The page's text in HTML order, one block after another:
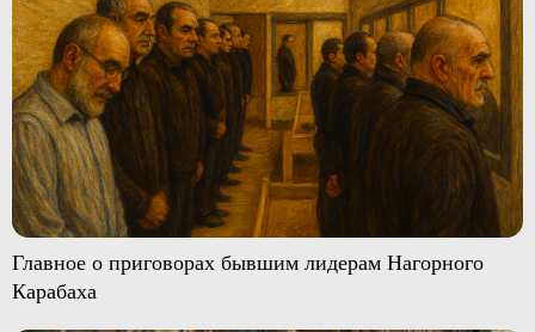
Главное о приговорах бывшим лидерам Нагорного
Карабаха